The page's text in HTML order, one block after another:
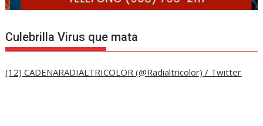
Culebrilla Virus que mata
(12) CADENARADIALTRICOLOR (@Radialtricolor) / Twitter